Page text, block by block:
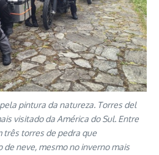
pintura da natureza. Torres del
visitado da América do Sul. Entre
torres de pedra que
neve, mesmo no inverno mais